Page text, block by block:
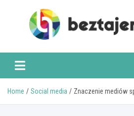
Home Social media Znaczenie mediów